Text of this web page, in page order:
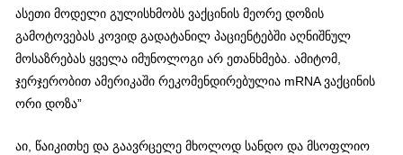
ასეთი მოდელი გულისხმობს ვაქცინის მეორე დოზის
გამოტოვებას კოვიდ გადატანილ პაციენტებში აღნიშნულ
მოსაზრებას ყველა იმუნოლოგი არ ეთანხმება. ამიტომ,
ჯერჯერობით ამერიკაში რეკომენდირებულია mRNA ვაქცინის
ორი დოზა”
აი, წაიკითხე და გაავრცელე მხოლოდ სანდო და მსოფლიო